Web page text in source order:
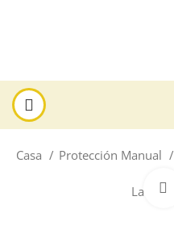
Casa Protección Manual
La venta!